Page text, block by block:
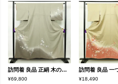
訪問着 良品 正絹 木の葉・植物柄 袷仕立て 身丈156cm 裄丈64cm フォーマル 着物 緑・うぐいす色
¥69,800 ¥18,490